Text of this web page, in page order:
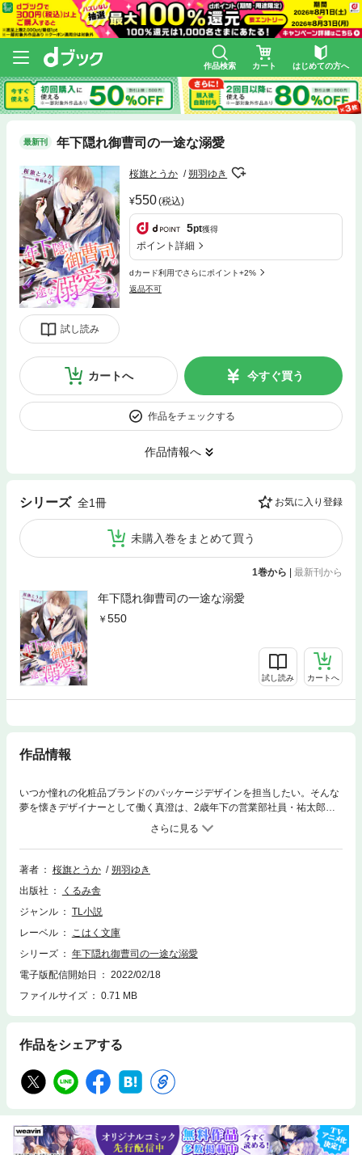
作品検索 カート はじめての方へ
最新刊 年下隠れ御曹司の一途な溺愛
試し読み
桜旗とうか 朔羽ゆき
550(税込)
5pt獲得
ポイント詳細
dカード利用でさらにポイント+2%
返品不可
カートへ 今すぐ買う
作品をチェックする
作品情報へ
シリーズ 全1冊 お気に入り登録
未購入巻をまとめて買う
1巻から | 最新刊から
年下隠れ御曹司の一途な溺愛
550
試し読み カートへ
作品情報
いつか憧れの化粧品ブランドのパッケージデザインを担当したい。そんな
夢を懐きデザイナーとして働く真澄は、2歳年下の営業部社員・祐太郎か
らアプローチを受けている。しかし祐太郎はハイパーイケメンで、社内で
も人気者。だから真澄は、冗談として聞き流し続けていた。そんなある
日、真澄の誕生日当日。早々に仕事を切り上げ、憧れのコスメブランドの
新作を買って、ちょっとおしゃれな店でワインを飲んで、一人誕生日を祝
没頭していると、一息ついたタイミングで祐太郎が訪ねてくる。彼は真澄
の誕生日を知っていて、プレゼントを用意してくれていたのだ。しかもプ
なものはもらえない」と驚く真澄に、祐太郎は「いま塗ってみてほしい」
と懇願してくる。根負けして塗って見せた瞬間、祐太郎の唇が真澄の唇に
触れて……。
著者 桜旗とうか
朔羽ゆき
出版社
くるみ舎
ジャンル
TL小説
レーベル
こはく文庫
シリーズ
年下隠れ御曹司の一途な溺愛
電子版配信開始日
2022/02/18
ファイルサイズ
0.71 MB
作品をシェアする